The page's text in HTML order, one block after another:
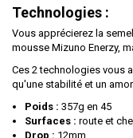
Technologies :
Vous apprécierez la
mousse Mizuno Enerzy,
Ces 2 technologies vous
qu'une stabilité et un
Poids : 357g en 45
Surfaces : route et
Drop : 12mm